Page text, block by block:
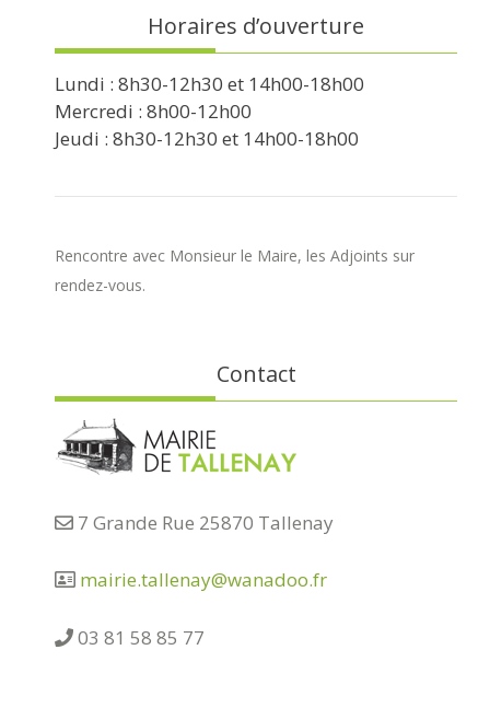
Horaires d’ouverture
Lundi : 8h30-12h30 et 14h00-18h00
Mercredi : 8h00-12h00
Jeudi : 8h30-12h30 et 14h00-18h00
Rencontre avec Monsieur le Maire, les Adjoints sur
rendez-vous.
Contact
7 Grande Rue 25870 Tallenay
mairie.tallenay@wanadoo.fr
03 81 58 85 77